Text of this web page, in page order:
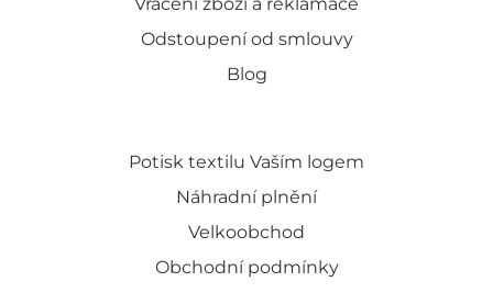
Odstoupení od smlouvy
Blog
Potisk textilu Vaším logem
Náhradní plnění
Velkoobchod
Obchodní podmínky